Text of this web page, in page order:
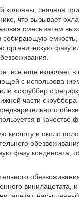
колонны, сначала
что вызывает
смесь затем
собирающую
фазу
все еще включает в
с
«скруббер с
части
в
кислоту и около
фазу конденсата,
винилацетата,